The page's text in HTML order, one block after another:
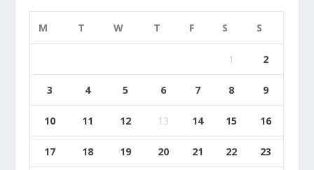
M T W T F S S
1 2
3 4 5 6 7 8 9
10 11 12 13 14 15 16
17 18 19 20 21 22 23